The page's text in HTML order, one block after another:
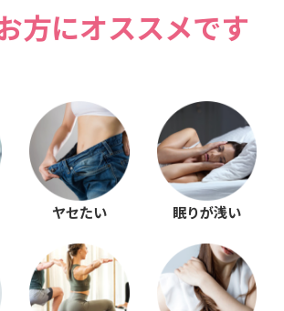
方にオススメです
ヤセたい 眠りが浅い